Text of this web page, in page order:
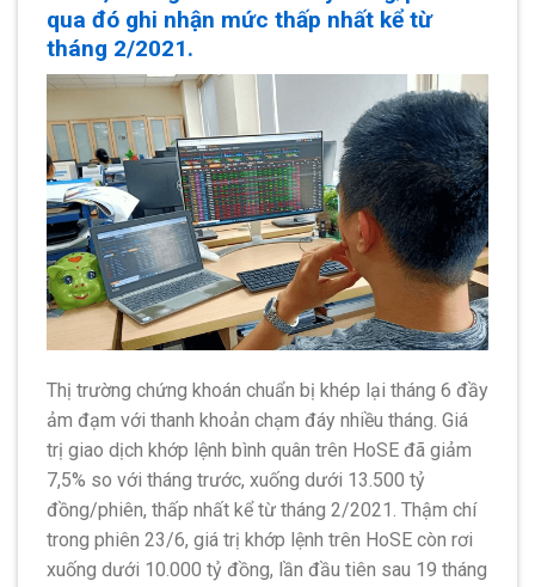
qua đó ghi nhận mức thấp nhất kể từ
tháng 2/2021.
Thị trường chứng khoán chuẩn bị khép lại tháng 6 đầy
ảm đạm với thanh khoản chạm đáy nhiều tháng. Giá
trị giao dịch khớp lệnh bình quân trên HoSE đã giảm
7,5% so với tháng trước, xuống dưới 13.500 tỷ
đồng/phiên, thấp nhất kể từ tháng 2/2021. Thậm chí
trong phiên 23/6, giá trị khớp lệnh trên HoSE còn rơi
xuống dưới 10.000 tỷ đồng, lần đầu tiên sau 19 tháng